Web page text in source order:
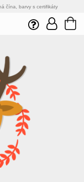
čína, barvy s certifikáty
technologie
do 24h
žádný zprostředkovatel
zákazníků